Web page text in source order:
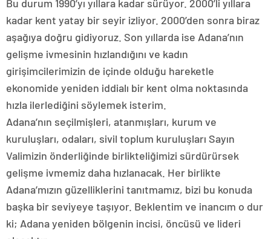
Bu durum 1990’yı yıllara kadar sürüyor. 2000’li yıllara
kadar kent yatay bir seyir izliyor. 2000’den sonra biraz
aşağıya doğru gidiyoruz. Son yıllarda ise Adana’nın
gelişme ivmesinin hızlandığını ve kadın
girişimcilerimizin de içinde olduğu hareketle
ekonomide yeniden iddialı bir kent olma noktasında
hızla ilerlediğini söylemek isterim.
Adana’nın seçilmişleri, atanmışları, kurum ve
kuruluşları, odaları, sivil toplum kuruluşları Sayın
Valimizin önderliğinde birlikteliğimizi sürdürürsek
gelişme ivmemiz daha hızlanacak. Her birlikte
Adana’mızın güzelliklerini tanıtmamız, bizi bu konuda
başka bir seviyeye taşıyor. Beklentim ve inancım o dur
ki; Adana yeniden bölgenin incisi, öncüsü ve lideri